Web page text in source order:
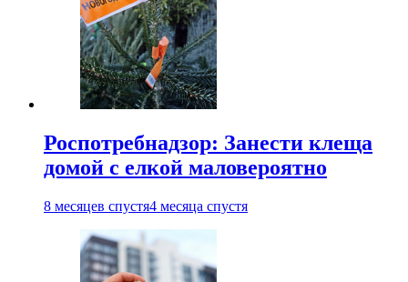
Роспотребнадзор: Занести клеща
домой с елкой маловероятно
8 месяцев спустя4 месяца спустя